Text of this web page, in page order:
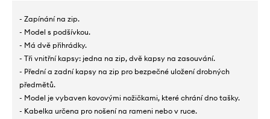
- Zapínání na zip.
- Model s podšívkou.
- Má dvě přihrádky.
- Tři vnitřní kapsy: jedna na zip, dvě kapsy na zasouvání.
- Přední a zadní kapsy na zip pro bezpečné uložení drobných
předmětů.
- Model je vybaven kovovými nožičkami, které chrání dno tašky.
- Kabelka určena pro nošení na rameni nebo v ruce.